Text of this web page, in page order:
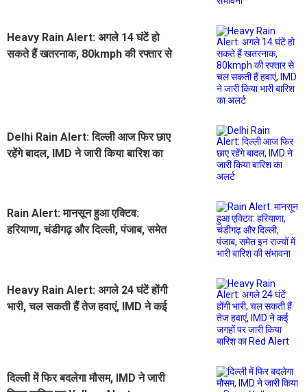
Heavy Rain Alert: अगले 14 घंटें हो
सकते हैं खतरनाक, 80kmph की रफ्तार से
Delhi Rain Alert: दिल्ली आज फिर छाए
रहेंगे बादल, IMD ने जारी किया बारिश का
Rain Alert: मानसून हुआ एक्टिव:
हरियाणा, चंडीगढ़ और दिल्ली, पंजाब, समेत
Heavy Rain Alert: अगले 24 घंटें होंगी
भारी, चल सकती हैं तेज हवाएं, IMD ने कई
दिल्ली में फिर बदलेगा मौसम, IMD ने जारी